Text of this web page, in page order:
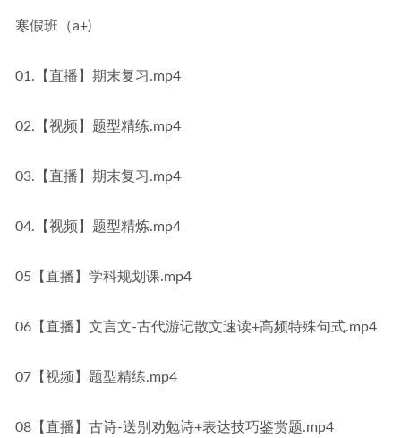
寒假班（a+)
01.【直播】期末复习.mp4
02.【视频】题型精练.mp4
03.【直播】期末复习.mp4
04.【视频】题型精炼.mp4
05【直播】学科规划课.mp4
06【直播】文言文-古代游记散文速读+高频特殊句式.mp4
07【视频】题型精练.mp4
08【直播】古诗-送别劝勉诗+表达技巧鉴赏题.mp4